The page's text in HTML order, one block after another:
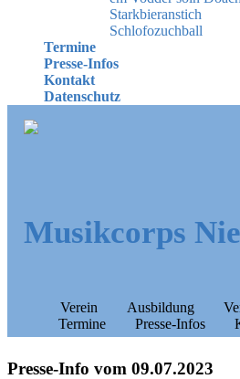
Starkbieranstich
Schlofozuchball
Termine
Presse-Infos
Kontakt
Datenschutz
Musikcorps
Verein Ausbildung
Termine
Presse-Infos
Presse-Info vom 09.07.2023